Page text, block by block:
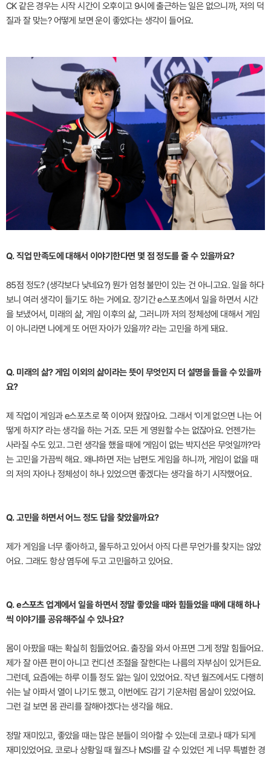
CK 같은 경우는 시작 시간이 오후이고 9시에 출근하는 일은 없으니까, 저의 덕
질과 잘 맞는? 어떻게 보면 운이 좋았다는 생각이 들어요.
Q. 직업 만족도에 대해서 이야기한다면 몇 점 정도를 줄 수 있을까요?
85점 정도? (생각보다 낮네요?) 뭔가 엄청 불만이 있는 건 아니고요. 일을 하다
보니 여러 생각이 들기도 하는 거에요. 장기간 e스포츠에서 일을 하면서 시간
을 보냈어서, 미래의 삶, 게임 이후의 삶, 그러니까 저의 정체성에 대해서 게임
이 아니라면 나에게 또 어떤 자아가 있을까? 라는 고민을 하게 돼요.
Q. 미래의 삶? 게임 이외의 삶이라는 뜻이 무엇인지 더 설명을 들을 수 있을까
요?
제 직업이 게임과 e스포츠로 쭉 이어져 왔잖아요. 그래서 ‘이게 없으면 나는 어
떻게 하지?’ 라는 생각을 하는 거죠. 모든 게 영원할 수는 없잖아요. 언젠가는
사라질 수도 있고. 그런 생각을 했을 때에 ‘게임이 없는 박지선은 무엇일까?’라
는 고민을 가끔씩 해요. 왜냐하면 저는 남편도 게임을 하니까, 게임이 없을 때
의 저의 자아나 정체성이 하나 있었으면 좋겠다는 생각을 하기 시작했어요.
Q. 고민을 하면서 어느 정도 답을 찾았을까요?
제가 게임을 너무 좋아하고, 몰두하고 있어서 아직 다른 무언가를 찾지는 않았
어요. 그래도 항상 염두에 두고 고민을하고 있어요.
Q. e스포츠 업계에서 일을 하면서 정말 좋았을 때와 힘들었을 때에 대해 하나
씩 이야기를 공유해주실 수 있나요?
몸이 아팠을 때는 확실히 힘들었어요. 출장을 와서 아프면 그게 정말 힘들어요.
제가 잘 아픈 편이 아니고 컨디션 조절을 잘한다는 나름의 자부심이 있거든요.
그런데, 요즘에는 하루 이틀 정도 앓는 일이 있었어요. 작년 월즈에서도 다행히
쉬는 날 아파서 열이 나기도 했고, 이번에도 감기 기운처럼 몸살이 있었어요.
그런 걸 보면 몸 관리를 잘해야겠다는 생각을 해요.
정말 재미있고, 좋았을 때는 많은 분들이 의아할 수 있는데 코로나 때가 되게
재미있었어요. 코로나 상황일 때 월즈나 MSI를 갈 수 있었던 게 너무 특별한 경